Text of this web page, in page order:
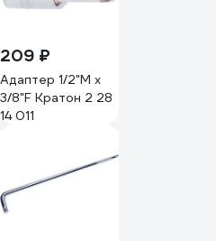
209 ₽
Адаптер 1/2"M х
3/8"F Кратон 2 28
14 011